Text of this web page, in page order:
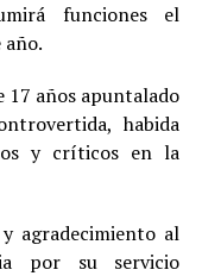
funciones el
17 años apuntalado
habida
y críticos en la
agradecimiento al
por su servicio